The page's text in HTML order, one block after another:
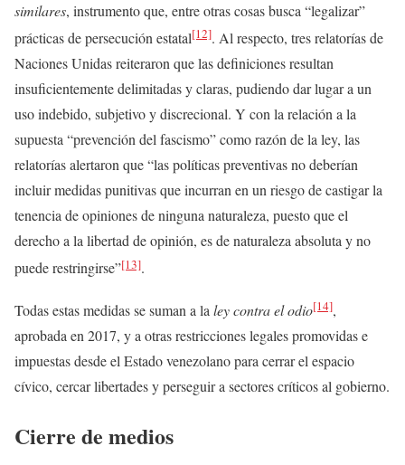
similares, instrumento que, entre otras cosas busca “legalizar”
prácticas de persecución estatal[12]. Al respecto, tres relatorías de
Naciones Unidas reiteraron que las definiciones resultan
insuficientemente delimitadas y claras, pudiendo dar lugar a un
uso indebido, subjetivo y discrecional. Y con la relación a la
supuesta “prevención del fascismo” como razón de la ley, las
relatorías alertaron que “las políticas preventivas no deberían
incluir medidas punitivas que incurran en un riesgo de castigar la
tenencia de opiniones de ninguna naturaleza, puesto que el
derecho a la libertad de opinión, es de naturaleza absoluta y no
puede restringirse”[13].
Todas estas medidas se suman a la ley contra el odio[14],
aprobada en 2017, y a otras restricciones legales promovidas e
impuestas desde el Estado venezolano para cerrar el espacio
cívico, cercar libertades y perseguir a sectores críticos al gobierno.
Cierre de medios